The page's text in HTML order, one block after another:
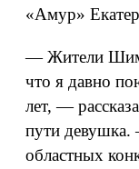
«Амур»
— Жители
что я давно
лет, —
пути девушка.
областных